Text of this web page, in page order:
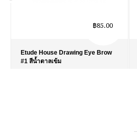
Etude House Drawing Eye Brow
#1 สีน้ำตาลเข้ม
฿85.00